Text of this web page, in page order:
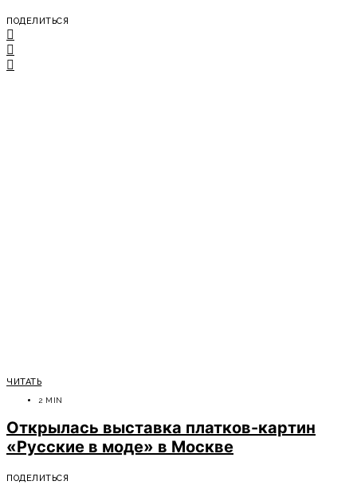
ПОДЕЛИТЬСЯ
ЧИТАТЬ
2 MIN
Открылась выставка платков-картин
«Русские в моде» в Москве
ПОДЕЛИТЬСЯ